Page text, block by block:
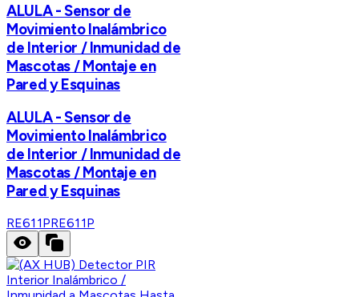
ALULA - Sensor de
Movimiento Inalámbrico
de Interior / Inmunidad de
Mascotas / Montaje en
Pared y Esquinas
ALULA - Sensor de
Movimiento Inalámbrico
de Interior / Inmunidad de
Mascotas / Montaje en
Pared y Esquinas
RE611PRE611P